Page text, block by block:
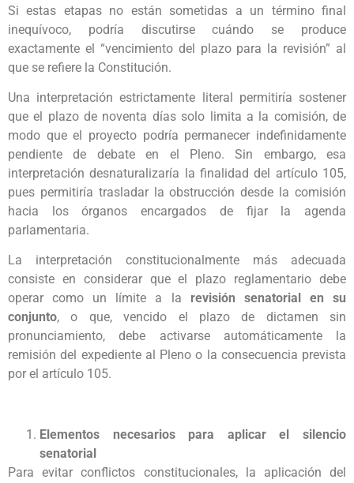
Si estas etapas no están sometidas a un término final
inequívoco, podría discutirse cuándo se produce
exactamente el “vencimiento del plazo para la revisión” al
que se refiere la Constitución.
Una interpretación estrictamente literal permitiría sostener
que el plazo de noventa días solo limita a la comisión, de
modo que el proyecto podría permanecer indefinidamente
pendiente de debate en el Pleno. Sin embargo, esa
interpretación desnaturalizaría la finalidad del artículo 105,
pues permitiría trasladar la obstrucción desde la comisión
hacia los órganos encargados de fijar la agenda
parlamentaria.
La interpretación constitucionalmente más adecuada
consiste en considerar que el plazo reglamentario debe
operar como un límite a la revisión senatorial en su
conjunto, o que, vencido el plazo de dictamen sin
pronunciamiento, debe activarse automáticamente la
remisión del expediente al Pleno o la consecuencia prevista
por el artículo 105.
Elementos necesarios para aplicar el silencio
senatorial
Para evitar conflictos constitucionales, la aplicación del